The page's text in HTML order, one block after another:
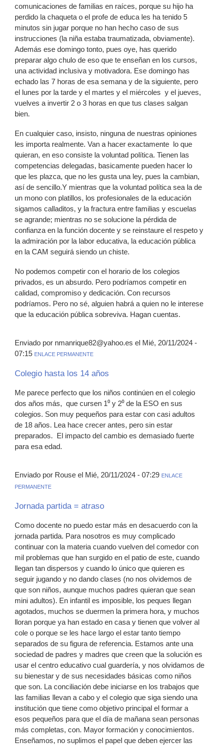
comunicaciones de familias en raíces, porque su hijo ha
perdido la chaqueta o el profe de educa les ha tenido 5
minutos sin jugar porque no han hecho caso de sus
instrucciones (la niña estaba traumatizada, obviamente).
Además ese domingo tonto, pues oye, has querido
preparar algo chulo de eso que te enseñan en los cursos,
una actividad inclusiva y motivadora. Ese domingo has
echado las 7 horas de esa semana y de la siguiente, pero
el lunes por la tarde y el martes y el miércoles y el jueves,
vuelves a invertir 2 o 3 horas en que tus clases salgan
bien.
En cualquier caso, insisto, ninguna de nuestras opiniones
les importa realmente. Van a hacer exactamente lo que
quieran, en eso consiste la voluntad política. Tienen las
competencias delegadas, basicamente pueden hacer lo
que les plazca, que no les gusta una ley, pues la cambian,
así de sencillo.Y mientras que la voluntad política sea la de
un mono con platillos, los profesionales de la educación
sigamos calladitos, y la fractura entre familias y escuelas
se agrande; mientras no se solucione la pérdida de
confianza en la función docente y se reinstaure el respeto y
la admiración por la labor educativa, la educación pública
en la CAM seguirá siendo un chiste.
No podemos competir con el horario de los colegios
privados, es un absurdo. Pero podríamos competir en
calidad, compromiso y dedicación. Con recursos
podríamos. Pero no sé, alguien habrá a quien no le interese
que la educación pública sobreviva. Hagan cuentas.
Enviado por nmanrique82@yahoo.es el Mié, 20/11/2024 -
07:15 ENLACE PERMANENTE
Colegio hasta los 14 años
Me parece perfecto que los niños continúen en el colegio
dos años más, que cursen 1⁰ y 2⁰ de la ESO en sus
colegios. Son muy pequeños para estar con casi adultos
de 18 años. Lea hace crecer antes, pero sin estar
preparados. El impacto del cambio es demasiado fuerte
para esa edad.
Enviado por Rouse el Mié, 20/11/2024 - 07:29 ENLACE
PERMANENTE
Jornada partida = atraso
Como docente no puedo estar más en desacuerdo con la
jornada partida. Para nosotros es muy complicado
continuar con la materia cuando vuelven del comedor con
mil problemas que han surgido en el patio de este, cuando
llegan tan dispersos y cuando lo único que quieren es
seguir jugando y no dando clases (no nos olvidemos de
que son niños, aunque muchos padres quieran que sean
mini adultos). En infantil es imposible, los peques llegan
agotados, muchos se duermen la primera hora, y muchos
lloran porque ya han estado en casa y tienen que volver al
cole o porque se les hace largo el estar tanto tiempo
separados de su figura de referencia. Estamos ante una
sociedad de padres y madres que creen que la solución es
usar el centro educativo cual guardería, y nos olvidamos de
su bienestar y de sus necesidades básicas como niños
que son. La conciliación debe iniciarse en los trabajos que
las familias llevan a cabo y el colegio que siga siendo una
institución que tiene como objetivo principal el formar a
esos pequeños para que el día de mañana sean personas
más completas, con. Mayor formación y conocimientos.
Enseñamos, no suplimos el papel que deben ejercer las